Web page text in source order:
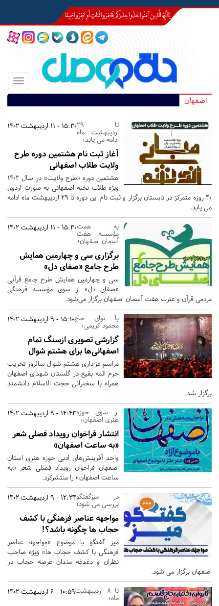
Toggle
اصفهان
15:30 - 11 اردیبهشت 1402تا 29
اردیبهشت ماه
ادامه می یابد؛
آغاز ثبت نام هشتمین دوره طرح
ولایت طلاب اصفهانی
هشتمین دوره «طرح ولایت» در سال 1402
ویژه طلاب نخبه اصفهانی به صورت اردوی
40 روزه متمرکز در تابستان برگزار و ثبت نام این دوره تا 29 اردیبهشت ماه ادامه
می یابد.
15:30 - 11 اردیبهشت 1402به همت
مؤسسه هفت
آسمان اصفهان؛
برگزاری سی و چهارمین همایش
طرح جامع «صفای دل»
سی و چهارمین همایش طرح جامع قرآنی
«‌صفای دل» از سوی مؤسسه فرهنگی
مردمی قرآن و عترت هفت آسمان اصفهان برگزار می‌شود.
15:10 - 9 اردیبهشت 1402با نوای حاج
محمود کریمی؛
گزارشی تصویری ازسنگ تمام
اصفهانی‌ها برای هشتم شوال
مراسم عزاداری هشتم شوال سالروز تخریب
حرم ائمه بقیع در گلستان شهدای اصفهان
همراه با سخنرانی حجت الاسلام دانشمند
برگزار شد.
14:43 - 9 اردیبهشت 1402از سوی حوزه
هنری اصفهان؛
انتشار فراخوان رویداد فصلی شعر
«به ساعت اصفهان»
واحد آفرینش‌های ادبی حوزه هنری استان
اصفهان فراخوان رویداد فصلی شعر «به
ساعت اصفهان» را منتشرکرد.
12:34 - 9 اردیبهشت 1402در میزگفتگو
بررسی می شود؛
مواجهه عناصر فرهنگی با کشف
حجاب ها چگونه باشد؟!
میز گفتگو با موضوع «مواجهه عناصر
فرهنگی با کشف حجاب ها» ویژه صاحب
نظران و دغدغه مندان عرصه حجاب در
اصفهان برگزار می شود.
10:59 - 6 اردیبهشت 1402تا 8 اردیبهشت
ماه؛